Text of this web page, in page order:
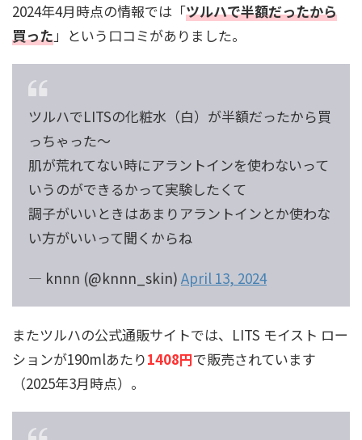
2024年4月時点の情報では「ツルハで半額だったから
買った」という口コミがありました。
ツルハでLITSの化粧水（白）が半額だったから買
っちゃった〜
肌が荒れてない時にアラントインを使わないって
いうのができるかって実験したくて
調子がいいときはあまりアラントインとか使わな
い方がいいって聞くからね
— knnn (@knnn_skin) April 13, 2024
またツルハの公式通販サイトでは、LITS モイスト ロー
ションが190mlあたり1408円で販売されています
（2025年3月時点）。